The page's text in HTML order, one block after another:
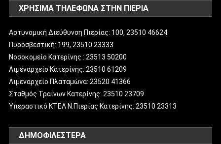
ΧΡΗΣΙΜΑ ΤΗΛΕΦΩΝΑ ΣΤΗΝ ΠΙΕΡΙΑ
Αστυνομική Διεύθυνση Πιερίας: 100, 23510 46624
Πυροσβεστική: 199, 23510 23333
Νοσοκομείο Κατερίνης : 23513 50200
Λιμεναρχείο Κατερίνης: 23510 61209
Λιμεναρχείο Πλαταμώνα: 23520 41366
Σταθμός Τραίνων Κατερίνης: 23510 23709
Υπεραστικό ΚΤΕΛ Ν.Πιερίας Κατερίνης: 23510 23313
ΔΗΜΟΦΙΛΈΣΤΕΡΑ